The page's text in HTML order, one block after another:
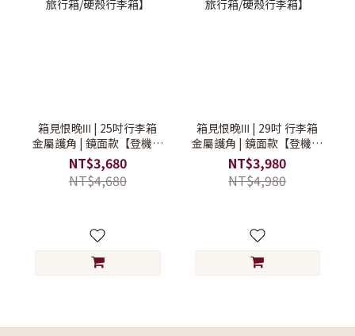
箱見恨晚Ⅲ | 25吋行李箱
金屬護角 | 鏡面款【登機行
李箱/旅行箱/硬殼行李箱】
NT$3,680
NT$4,680
箱見恨晚Ⅲ | 29吋 行李箱
金屬護角 | 鏡面款【登機行
李箱/旅行箱/硬殼行李箱】
NT$3,980
NT$4,980